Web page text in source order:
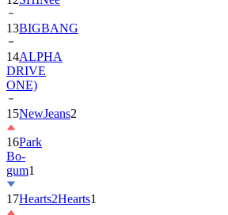
14ALPHA
DRIVE
ONE)
15NewJeans
16Park
Bo-
gum1
17Hearts2Hearts
18IU2